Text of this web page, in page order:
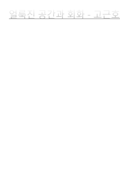
얼룩진 공간과 회화 - 고근호